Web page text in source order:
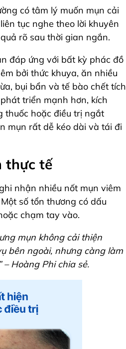
có tâm lý muốn mụn cải
tục nghe theo lời khuyên
rõ sau thời gian ngắn.
đáp ứng với bất kỳ phác đồ
bởi thức khuya, ăn nhiều
bụi bẩn và tế bào chết tích
triển mạnh hơn, kích
thuốc hoặc điều trị ngắt
mụn rất dễ kéo dài và tái đi
thực tế
nhận nhiều nốt mụn viêm
số tổn thương có dấu
chạm tay vào.
mụn không cải thiện
bên ngoài, nhưng càng làm
Hoàng Phi chia sẻ.